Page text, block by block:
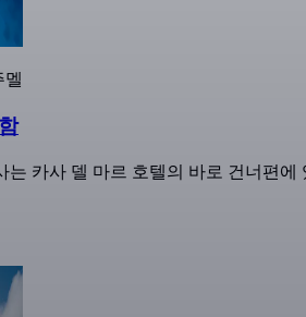
멜
는 카사 델 마르 호텔의 바로 건너편